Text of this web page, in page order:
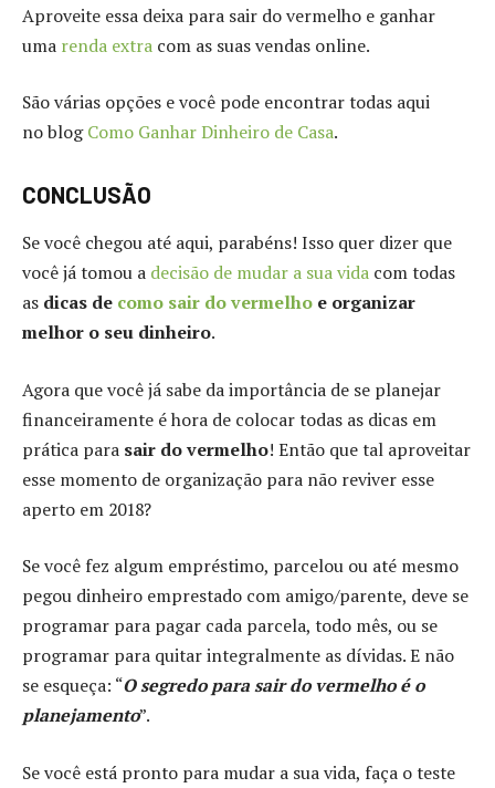
Aproveite essa deixa para sair do vermelho e ganhar
uma renda extra com as suas vendas online.
São várias opções e você pode encontrar todas aqui
no blogComo Ganhar Dinheiro de Casa.
CONCLUSÃO
Se você chegou até aqui, parabéns! Isso quer dizer que
você já tomou a decisão de mudar a sua vida com todas
as dicas de como sair do vermelho e organizar
melhor o seu dinheiro.
Agora que você já sabe da importância de se planejar
financeiramente é hora de colocar todas as dicas em
prática para sair do vermelho! Então que tal aproveitar
esse momento de organização para não reviver esse
aperto em 2018?
Se você fez algum empréstimo, parcelou ou até mesmo
pegou dinheiro emprestado com amigo/parente, deve se
programar para pagar cada parcela, todo mês, ou se
programar para quitar integralmente as dívidas. E não
se esqueça: “O segredo para sair do vermelho é o
planejamento”.
Se você está pronto para mudar a sua vida, faça o teste